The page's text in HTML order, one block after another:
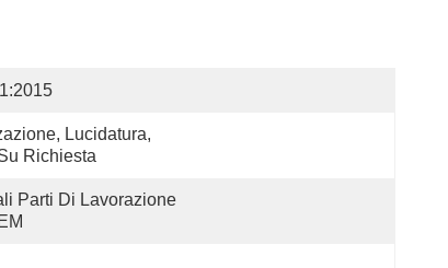
Lucidatura,
Richiesta
Parti Di Lavorazione